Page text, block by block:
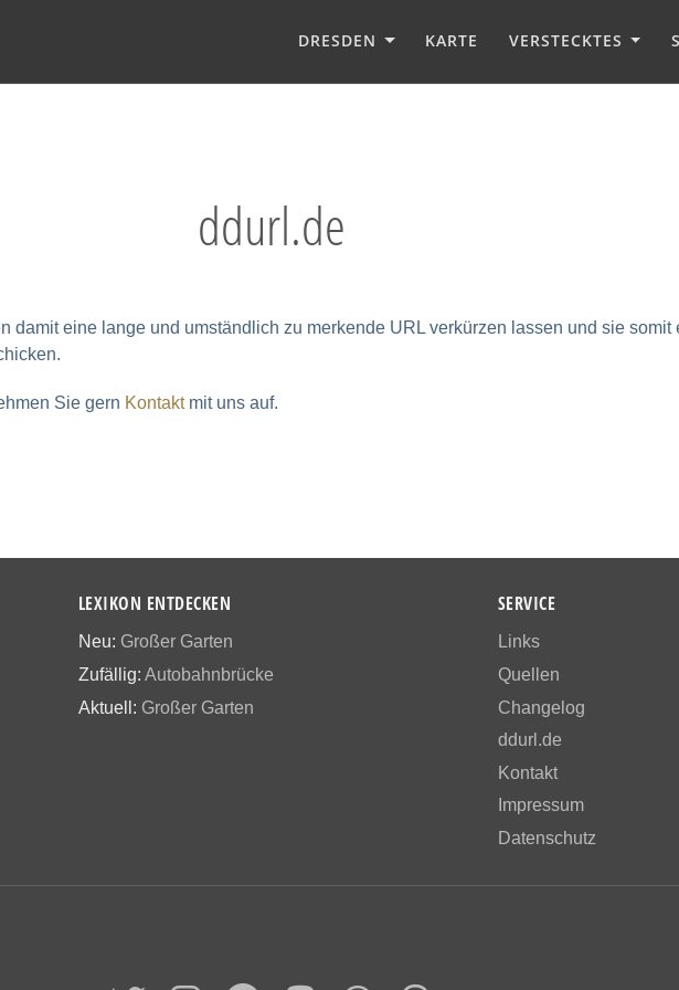
DRESDEN KARTE VERSTECKTES
ddurl.de
damit eine lange und umständlich zu merkende URL verkürzen lassen und sie somit
Sie gern Kontaktmit uns auf.
LEXIKON ENTDECKEN
Neu: Großer Garten
Zufällig: Autobahnbrücke
Aktuell: Großer Garten
SERVICE
Links
Quellen
Changelog
ddurl.de
Kontakt
Impressum
Datenschutz